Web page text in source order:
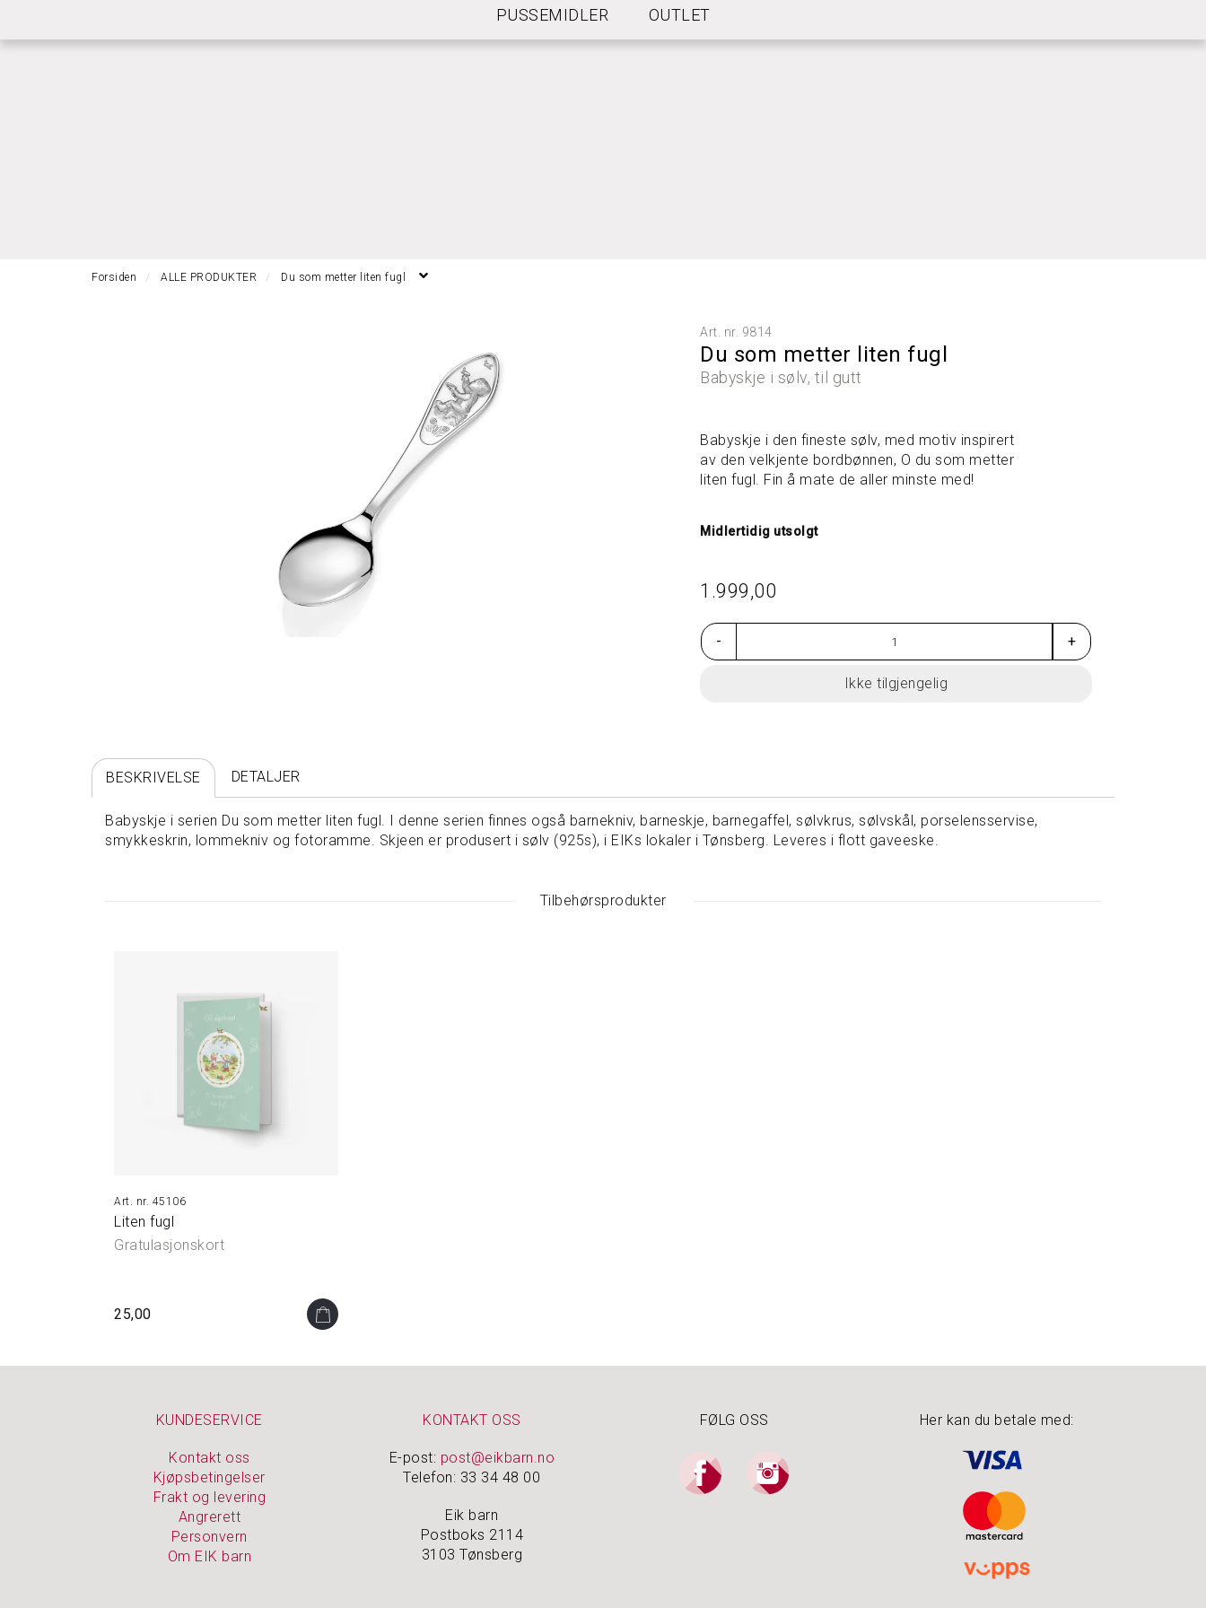
BETINGELSER FOR FRI FRAKTPUSSEMIDLER OUTLET
Forsiden ALLE PRODUKTER Du som metter liten fugl
Art. nr. 9814
Du som metter liten fugl
Babyskje i sølv, til gutt
Babyskje i den fineste sølv, med motiv inspirert
av den velkjente bordbønnen, O du som metter
liten fugl. Fin å mate de aller minste med!
Midlertidig utsolgt
1.999,00
- +
BESKRIVELSE DETALJER
Babyskje i serien Du som metter liten fugl. I denne serien finnes også barnekniv, barneskje, barnegaffel, sølvkrus, sølvskål, porselensservise,
smykkeskrin, lommekniv og fotoramme. Skjeen er produsert i sølv (925s), i EIKs lokaler i Tønsberg. Leveres i flott gaveeske.
Tilbehørsprodukter
45106
Liten fugl
Gratulasjonskort
25,00
KUNDESERVICE
Kontakt oss
Kjøpsbetingelser
Frakt og levering
Angrerett
Personvern
Om EIK barn
KONTAKT OSS
E-post: post@eikbarn.no
Telefon: 33 34 48 00
Eik barn
Postboks 2114
3103 Tønsberg
FØLG OSS Her kan du betale med: